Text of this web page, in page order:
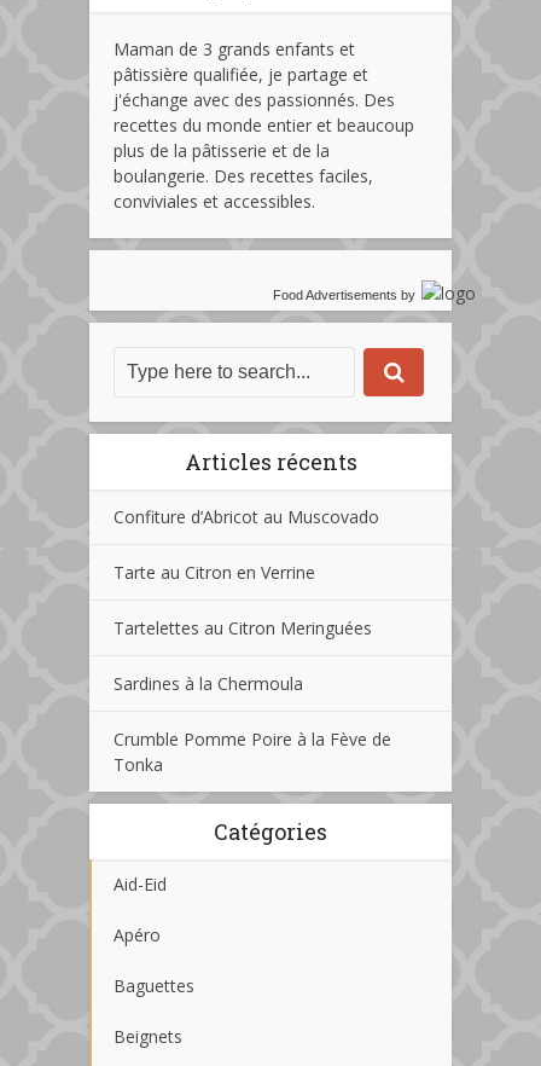
Maman de 3 grands enfants et
pâtissière qualifiée, je partage et
j'échange avec des passionnés. Des
recettes du monde entier et beaucoup
plus de la pâtisserie et de la
boulangerie. Des recettes faciles,
conviviales et accessibles.
Food Advertisements by
Articles récents
Confiture d’Abricot au Muscovado
Tarte au Citron en Verrine
Tartelettes au Citron Meringuées
Sardines à la Chermoula
Crumble Pomme Poire à la Fève de
Tonka
Catégories
Aid-Eid
Apéro
Baguettes
Beignets